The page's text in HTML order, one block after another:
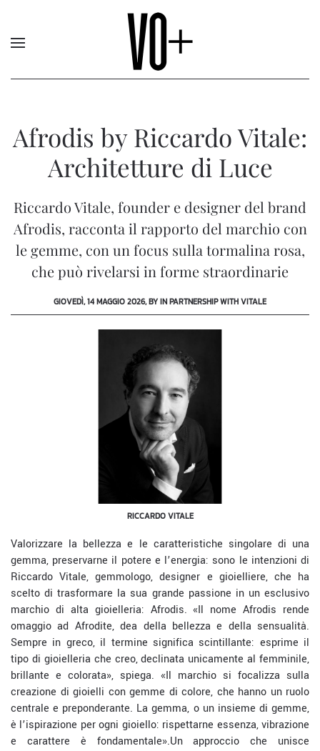
Afrodis by Riccardo Vitale:
Architetture di Luce
Riccardo Vitale, founder e designer del brand
Afrodis, racconta il rapporto del marchio con
le gemme, con un focus sulla tormalina rosa,
che può rivelarsi in forme straordinarie
GIOVEDÌ, 14 MAGGIO 2026, BY IN PARTNERSHIP WITH VITALE
RICCARDO VITALE
Valorizzare la bellezza e le caratteristiche singolare di una
gemma, preservarne il potere e l’energia: sono le intenzioni di
Riccardo Vitale, gemmologo, designer e gioielliere, che ha
scelto di trasformare la sua grande passione in un esclusivo
marchio di alta gioielleria: Afrodis. «Il nomeAfrodis rende
omaggio ad Afrodite, dea della bellezza e della sensualità.
Sempre in greco, il termine significa scintillante: esprime il
tipo di gioielleria che creo, declinata unicamente al femminile,
brillante e colorata», spiega. «Il marchio si focalizza sulla
creazione di gioielli con gemme di colore, che hanno un ruolo
centrale e preponderante. La gemma, o un insieme di gemme,
è l’ispirazione per ogni gioiello: rispettarne essenza, vibrazione
e carattere è fondamentale».Un approccio che unisce